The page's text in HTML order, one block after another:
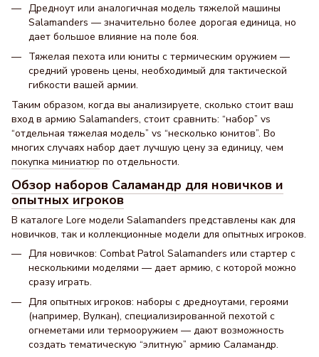
Дредноут или аналогичная модель тяжелой машины
Salamanders — значительно более дорогая единица, но
дает большое влияние на поле боя.
Тяжелая пехота или юниты с термическим оружием —
средний уровень цены, необходимый для тактической
гибкости вашей армии.
Таким образом, когда вы анализируете, сколько стоит ваш
вход в армию Salamanders, стоит сравнить: “набор” vs
“отдельная тяжелая модель” vs “несколько юнитов”. Во
многих случаях набор дает лучшую цену за единицу, чем
покупка миниатюр по отдельности.
Обзор наборов Саламандр для новичков и
опытных игроков
В каталоге Lore модели Salamanders представлены как для
новичков, так и коллекционные модели для опытных игроков.
Для новичков: Combat Patrol Salamanders или стартер с
несколькими моделями — дает армию, с которой можно
сразу играть.
Для опытных игроков: наборы с дредноутами, героями
(например, Вулкан), специализированной пехотой с
огнеметами или термооружием — дают возможность
создать тематическую “элитную” армию Саламандр.